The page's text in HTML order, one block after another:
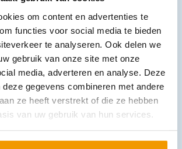
om content en advertenties te
functies voor social media te bieden
te analyseren. Ook delen we
gebruik van onze site met onze
media, adverteren en analyse. Deze
deze gegevens combineren met andere
ze heeft verstrekt of die ze hebben
van uw gebruik van hun services.
verbandkoffer OK 2021
In winkelwagen